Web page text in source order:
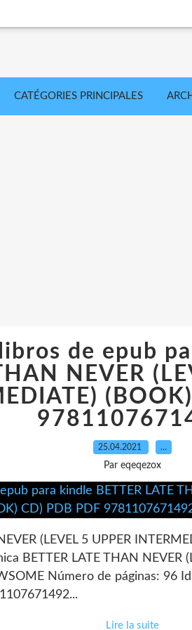
CATÉGORIES PRINCIPALES
de epub
NEVER
25.04.2021 …
Par eqeqezox
(LEVEL 5 UPPER
BETTER LATE THAN NEVER
Número de páginas: 96
Lire la suite